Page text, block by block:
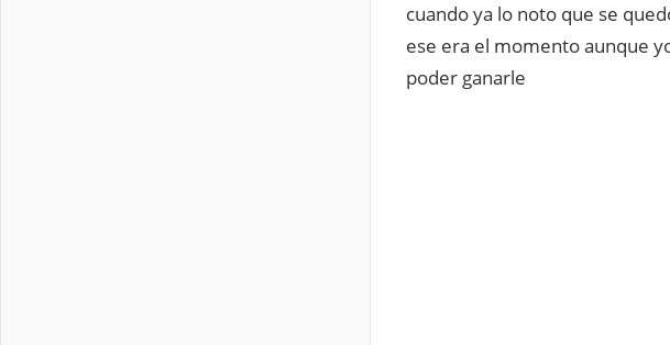
cuando ya lo noto que se
ese era el momento aunque
poder ganarle